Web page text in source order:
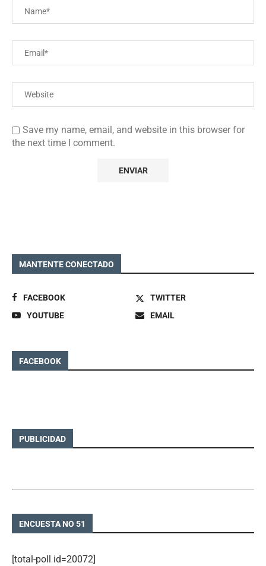
Save my name, email, and website in this browser for
the next time I comment.
MANTENTE CONECTADO
FACEBOOK
TWITTER
YOUTUBE
EMAIL
FACEBOOK
PUBLICIDAD
ENCUESTA NO 51
[total-poll id=20072]